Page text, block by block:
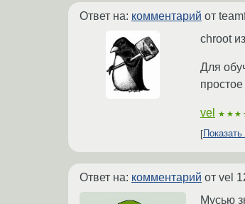
Ответ на: комментарий от
chroot
Для
vel
Ответ на: комментарий от vel
Мусью